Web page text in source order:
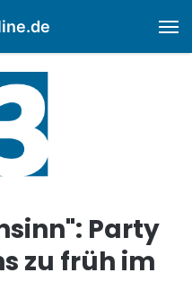
Party
zu früh im